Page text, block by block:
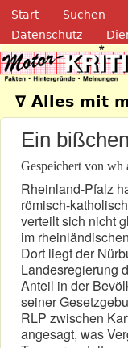
Navigation
Start Suchen
Datenschutz
∇ Alles mit
Ein
Gespeichert von wh
Rheinland-Pfalz
römisch-
verteilt sich nicht
im
Dort liegt der
Landesregierung
Anteil in der
seiner
RLP zwischen
angesagt, was